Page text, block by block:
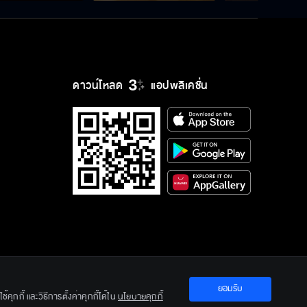
ดาวน์โหลด แอปพลิเคชั่น
Ltd.
คุกกี้ และวิธีการตั้งค่าคุกกี้ได้ใน นโยบายคุกกี้
ยอมรับ